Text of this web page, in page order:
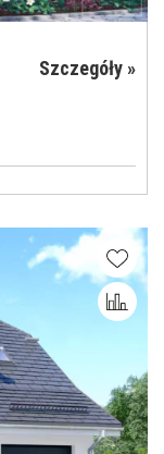
Szczegóły »